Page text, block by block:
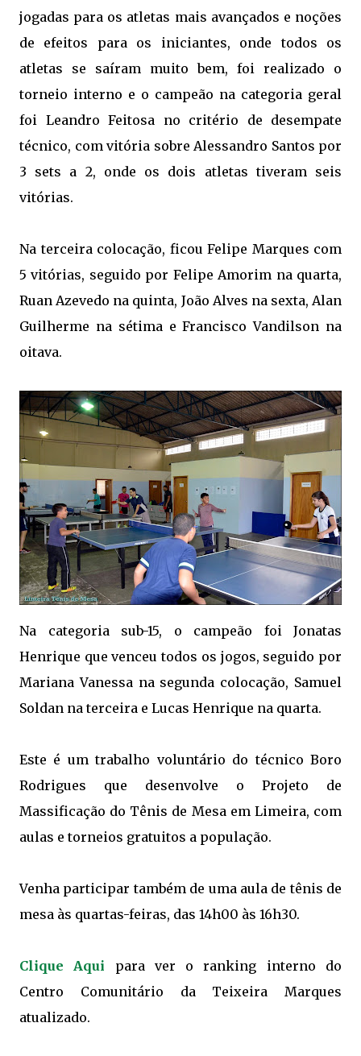
jogadas para os atletas mais avançados e noções
de efeitos para os iniciantes, onde todos os
atletas se saíram muito bem, foi realizado o
torneio interno e o campeão na categoria geral
foi Leandro Feitosa no critério de desempate
técnico, com vitória sobre Alessandro Santos por
3 sets a 2, onde os dois atletas tiveram seis
vitórias.
Na terceira colocação, ficou Felipe Marques com
5 vitórias, seguido por Felipe Amorim na quarta,
Ruan Azevedo na quinta, João Alves na sexta, Alan
Guilherme na sétima e Francisco Vandilson na
oitava.
Na categoria sub-15, o campeão foi Jonatas
Henrique que venceu todos os jogos, seguido por
Mariana Vanessa na segunda colocação, Samuel
Soldan na terceira e Lucas Henrique na quarta.
Este é um trabalho voluntário do técnico Boro
Rodrigues que desenvolve o Projeto de
Massificação do Tênis de Mesa em Limeira, com
aulas e torneios gratuitos a população.
Venha participar também de uma aula de tênis de
mesa às quartas-feiras, das 14h00 às 16h30.
Clique Aqui
para ver o ranking interno do
Centro Comunitário da Teixeira Marques
atualizado.